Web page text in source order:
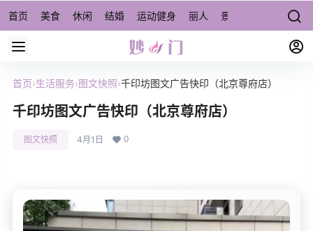
首页 美食 休闲 结婚 运动健身 丽人 景点/周边游 宠物
首页›生活服务›图文快照›千印坊图文广告快印（北京尊府店）
千印坊图文广告快印（北京尊府店）
图文快照 4月1日 0